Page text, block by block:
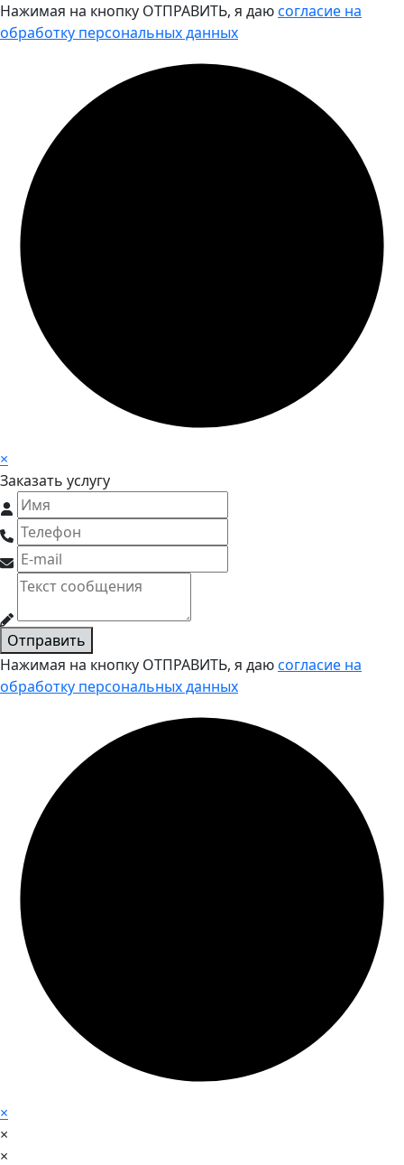
Нажимая на кнопку ОТПРАВИТЬ, я даюсогласие на
обработку персональных данных
×
Заказать услугу
Отправить
Нажимая на кнопку ОТПРАВИТЬ, я даюсогласие на
обработку персональных данных
×
×
×